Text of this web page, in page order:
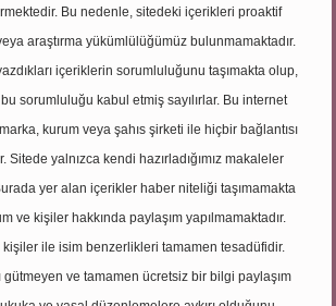
Bu nedenle, sitedeki içerikleri proaktif
araştırma yükümlülüğümüz bulunmamaktadır.
içeriklerin sorumluluğunu taşımakta olup,
sorumluluğu kabul etmiş sayılırlar. Bu internet
kurum veya şahıs şirketi ile hiçbir bağlantısı
Sitede yalnızca kendi hazırladığımız makaleler
yer alan içerikler haber niteliği taşımamakta
ve kişiler hakkında paylaşım yapılmamaktadır.
kişiler ile isim benzerlikleri tamamen tesadüfidir.
gütmeyen ve tamamen ücretsiz bir bilgi paylaşım